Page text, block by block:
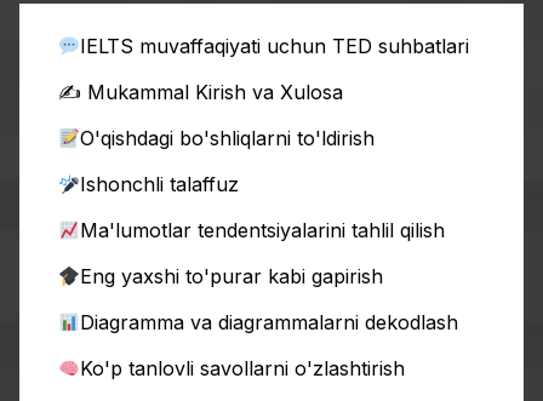
IELTS muvaffaqiyati uchun TED suhbatlari
✍️ Mukammal Kirish va Xulosa
O'qishdagi bo'shliqlarni to'ldirish
Ishonchli talaffuz
Ma'lumotlar tendentsiyalarini tahlil qilish
Eng yaxshi to'purar kabi gapirish
Diagramma va diagrammalarni dekodlash
Ko'p tanlovli savollarni o'zlashtirish